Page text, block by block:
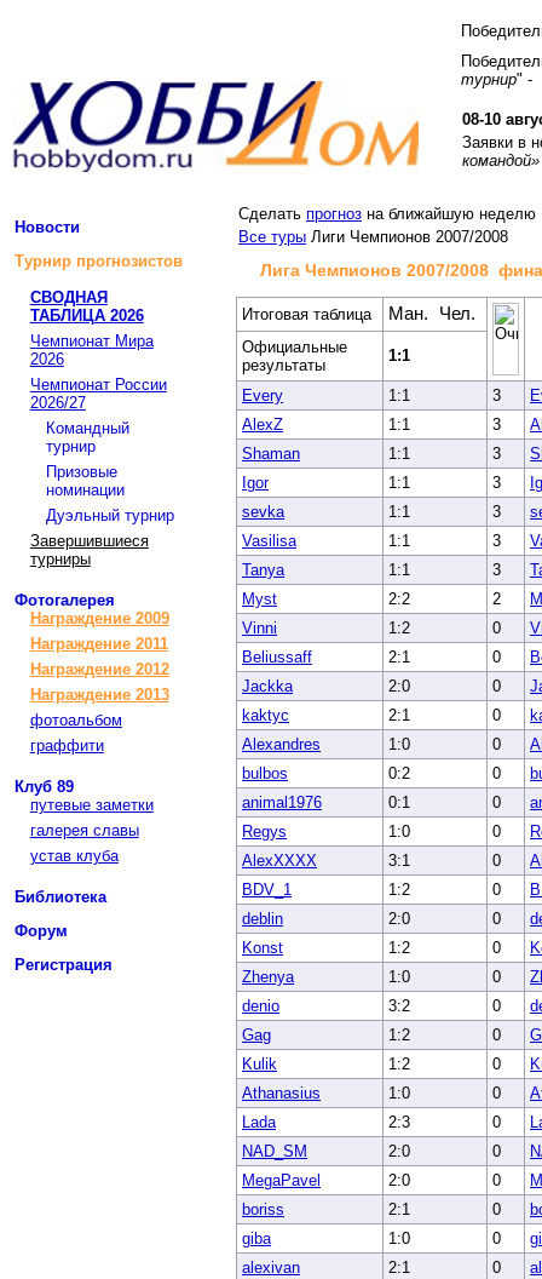
турнир" -
08-10
Заявки в
командой»
Новости
Турнир прогнозистов
СВОДНАЯ
ТАБЛИЦА 2026
Чемпионат Мира
2026
Чемпионат России
2026/27
Командный
турнир
Призовые
номинации
Дуэльный турнир
Завершившиеся
турниры
Фотогалерея
Награждение 2009
Награждение 2011
Награждение 2012
Награждение 2013
фотоальбом
граффити
Клуб 89
путевые заметки
галерея славы
устав клуба
Библиотека
Форум
Регистрация
Сделать прогноз на ближайшую неделю
Все туры Лиги Чемпионов 2007/2008
Лига Чемпионов 2007/2008
Итоговая таблица Ман. Чел.
Официальные
результаты
1:1
Every 1:1 3
AlexZ
1:1 3
Shaman
1:1 3
Igor
1:1 3
sevka
1:1 3
Vasilisa
1:1 3
Tanya
1:1 3
Myst
2:2 2
Vinni
1:2 0
Beliussaff
2:1 0
Jackka
2:0 0
kaktyc
2:1 0
Alexandres
1:0 0
bulbos
0:2 0
animal1976
0:1 0
Regys
1:0 0
AlexXXXX
3:1 0
BDV_1
1:2 0
deblin
2:0 0
Konst
1:2 0
Zhenya
1:0 0
denio
3:2 0
Gag
1:2 0
Kulik
1:2 0
Athanasius
1:0 0
Lada
2:3 0
NAD_SM
2:0 0
MegaPavel
2:0 0
boriss
2:1 0
giba
1:0 0
alexivan
2:1 0